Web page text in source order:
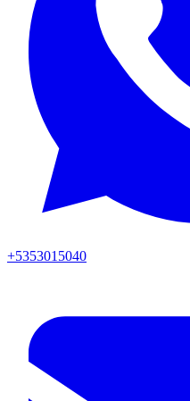
+5353015040